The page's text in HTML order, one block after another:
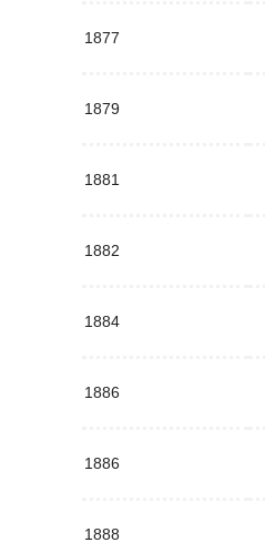
1877
1879
1881
1882
1884
1886
1886
1888